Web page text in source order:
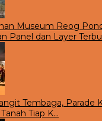
Museum Reog
Panel dan Layer
Tembaga, Parade
Tiap K…